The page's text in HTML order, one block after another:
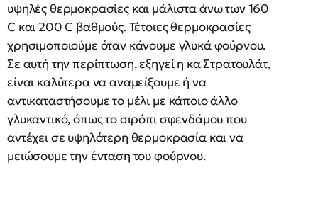
υψηλές θερμοκρασίες και μάλιστα άνω των 160
C και 200 C βαθμούς. Τέτοιες θερμοκρασίες
χρησιμοποιούμε όταν κάνουμε γλυκά φούρνου.
Σε αυτή την περίπτωση, εξηγεί η κα Στρατουλάτ,
είναι καλύτερα να αναμείξουμε ή να
αντικαταστήσουμε το μέλι με κάποιο άλλο
γλυκαντικό, όπως το σιρόπι σφενδάμου που
αντέχει σε υψηλότερη θερμοκρασία και να
μειώσουμε την ένταση του φούρνου.